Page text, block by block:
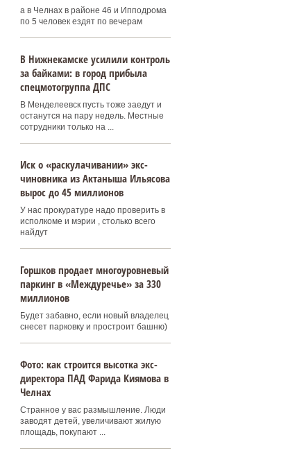
а в Челнах в районе 46 и Ипподрома
по 5 человек ездят по вечерам
В Нижнекамске усилили контроль
за байками: в город прибыла
спецмотогруппа ДПС
В Менделеевск пусть тоже заедут и
останутся на пару недель. Местные
сотрудники только на ...
Иск о «раскулачивании» экс-
чиновника из Актаныша Ильясова
вырос до 45 миллионов
У нас прокуратуре надо проверить в
исполкоме и мэрии , столько всего
найдут
Горшков продает многоуровневый
паркинг в «Междуречье» за 330
миллионов
Будет забавно, если новый владелец
снесет парковку и простроит башню)
Фото: как строится высотка экс-
директора ПАД Фарида Киямова в
Челнах
Странное у вас размышление. Люди
заводят детей, увеличивают жилую
площадь, покупают ...